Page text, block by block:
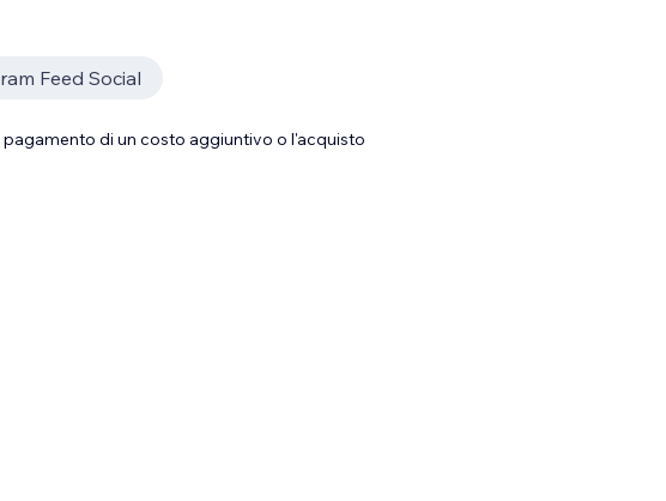
Feed Social
di un costo aggiuntivo o l'acquisto